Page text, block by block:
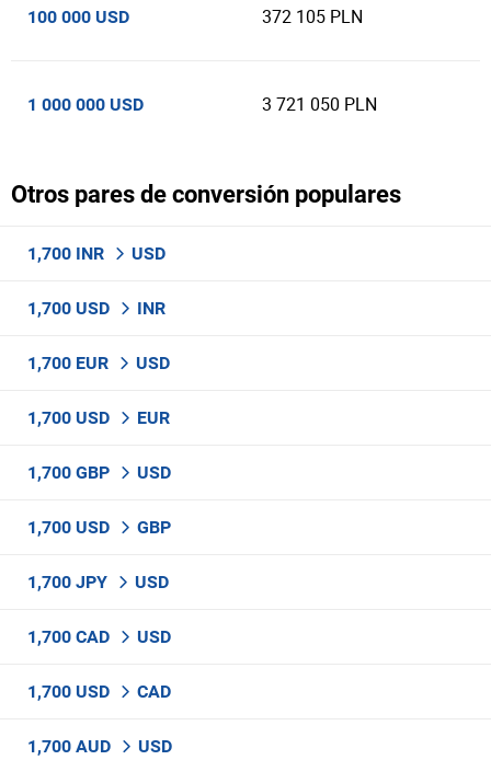
100 000 USD 372 105 PLN
1 000 000 USD 3 721 050 PLN
Otros pares de conversión populares
1,700 INR USD
1,700 USD INR
1,700 EUR USD
1,700 USD EUR
1,700 GBP USD
1,700 USD GBP
1,700 JPY USD
1,700 CAD USD
1,700 USD CAD
1,700 AUD USD